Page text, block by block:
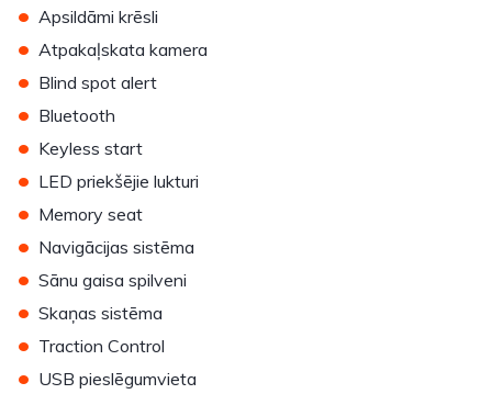
• Apsildāmi krēsli
• Atpakaļskata kamera
• Blind spot alert
• Bluetooth
• Keyless start
• LED priekšējie lukturi
• Memory seat
• Navigācijas sistēma
• Sānu gaisa spilveni
• Skaņas sistēma
• Traction Control
• USB pieslēgumvieta